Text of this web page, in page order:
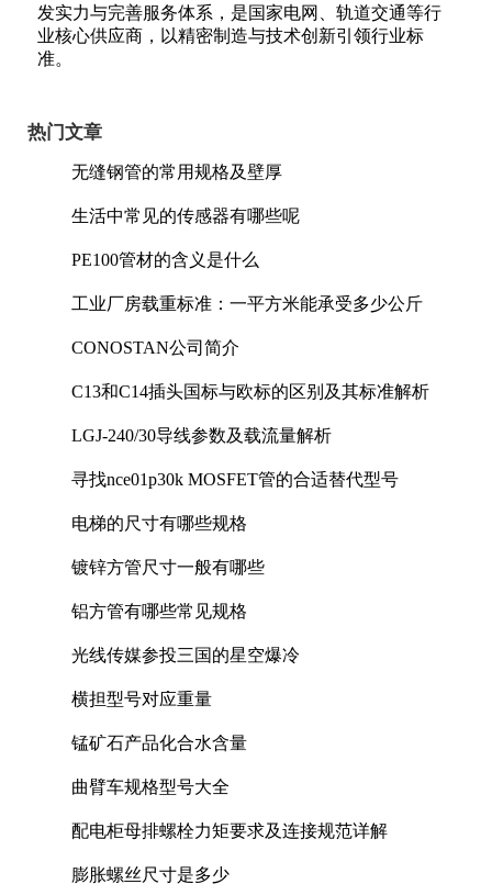
发实力与完善服务体系，是国家电网、轨道交通等行
业核心供应商，以精密制造与技术创新引领行业标
准。
热门文章
无缝钢管的常用规格及壁厚
生活中常见的传感器有哪些呢
PE100管材的含义是什么
工业厂房载重标准：一平方米能承受多少公斤
CONOSTAN公司简介
C13和C14插头国标与欧标的区别及其标准解析
LGJ-240/30导线参数及载流量解析
寻找nce01p30k MOSFET管的合适替代型号
电梯的尺寸有哪些规格
镀锌方管尺寸一般有哪些
铝方管有哪些常见规格
光线传媒参投三国的星空爆冷
横担型号对应重量
锰矿石产品化合水含量
曲臂车规格型号大全
配电柜母排螺栓力矩要求及连接规范详解
膨胀螺丝尺寸是多少